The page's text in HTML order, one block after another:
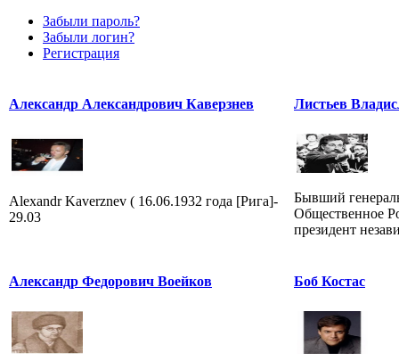
Забыли пароль?
Забыли логин?
Регистрация
Александр Александрович Каверзнев
Alexandr Kaverznev ( 16.06.1932 года [Рига]-
29.03
Листьев
Бывший
Общественное
президент
Александр Федорович Воейков Боб Костас